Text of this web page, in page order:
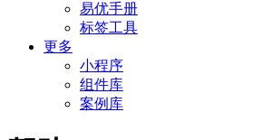
易优手册
标签工具
更多
小程序
组件库
案例库